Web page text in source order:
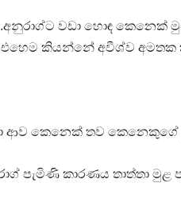
වඩා හොඳ කෙනෙක්
කියන්නේ අවීශ්ව අමතක
කෙනෙක් තව කෙනෙකුගේ
පැමිණි කාරණය තාත්තා